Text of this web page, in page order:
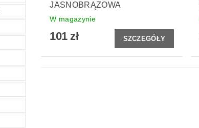
JASNOBRĄZOWA
W magazynie
101 zł SZCZEGÓŁY